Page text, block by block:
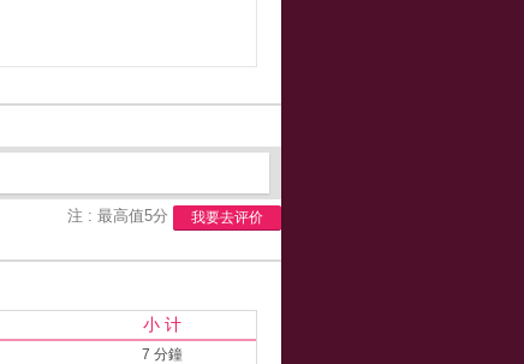
注 : 最高值5分 我要去评价
小 计
7 分鐘